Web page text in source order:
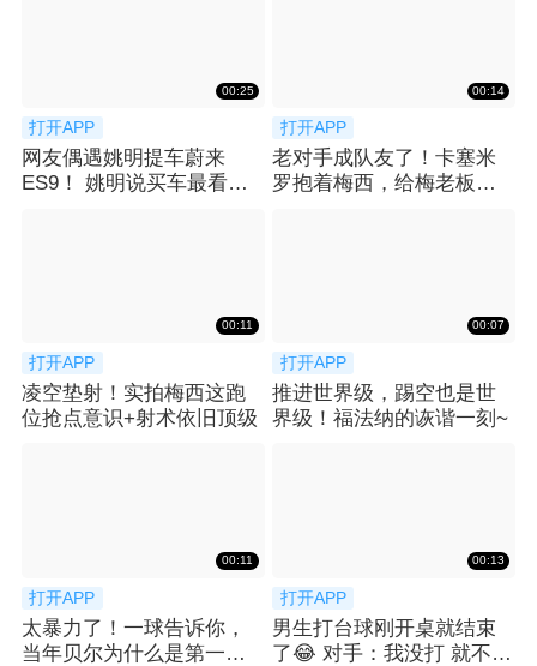
00:25
打开APP
网友偶遇姚明提车蔚来
ES9！ 姚明说买车最看重
00:14
打开APP
老对手成队友了！卡塞米
罗抱着梅西，给梅老板整
00:11
打开APP
凌空垫射！实拍梅西这跑
位抢点意识+射术依旧顶级
00:07
打开APP
推进世界级，踢空也是世
界级！福法纳的诙谐一刻~
00:11
打开APP
太暴力了！一球告诉你，
当年贝尔为什么是第一个
00:13
打开APP
男生打台球刚开桌就结束
了😂 对手：我没打 就不